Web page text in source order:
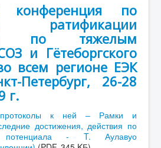
конференция по
ратификации
по тяжелым
и Гётеборгского
всем регионе ЕЭК
Петербург, 26-28
г.
к ней – Рамки и
достижения, действия по
потенциала - T. Аулавуо